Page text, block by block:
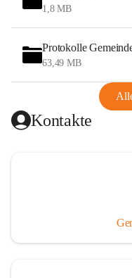
1,8 MB
Protokolle
63,49 MB
Kontakte